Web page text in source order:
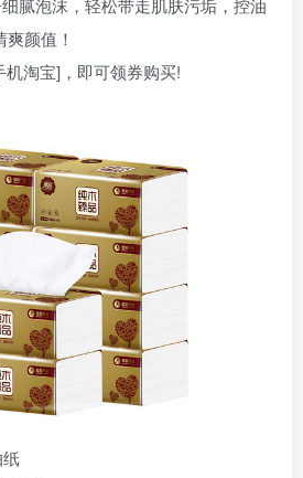
腻泡沫，轻松带走肌肤污垢，控油
颜值！
淘宝]，即可领券购买!